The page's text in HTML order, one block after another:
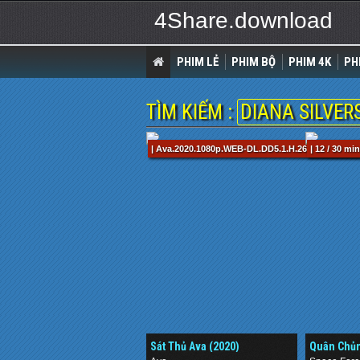
4Share.download
PHIM LẺ PHIM BỘ PHIM 4K
TÌM KIẾM : DIANA
| Ava.2020.1080p.WEB-DL.DD5.1.H.264-EVO.mkv
Sát Thủ Ava (2020)
| 12 / 30 min
Quân